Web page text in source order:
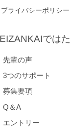
プライバシーポリシー
ではた
先輩の声
3つのサポート
募集要項
Q＆A
エントリー